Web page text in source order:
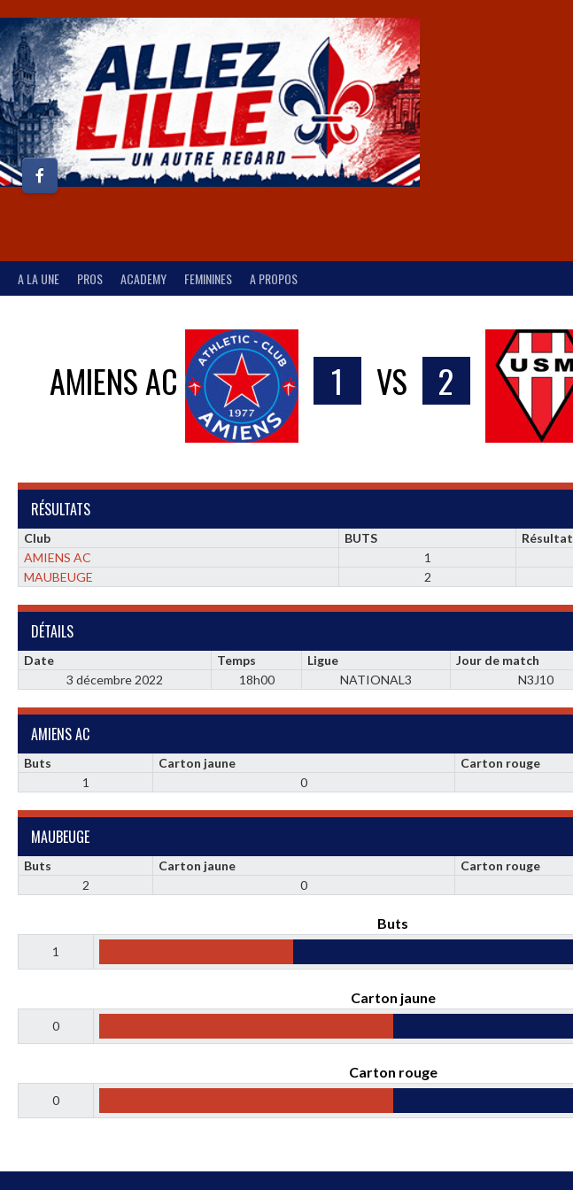
A LA UNE PROS ACADEMY FEMININES A PROPOS
AMIENS AC 1 VS 2
RÉSULTATS
Club BUTS
Résultat
AMIENS AC
1
MAUBEUGE
2
DÉTAILS
Date Temps Ligue Jour de match
3 décembre 2022
18h00 NATIONAL3 N3J10
AMIENS AC
Buts Carton jaune
Carton rouge
1
0
MAUBEUGE
Buts Carton jaune
Carton rouge
2
0
Buts
1
Carton jaune
0
Carton rouge
0